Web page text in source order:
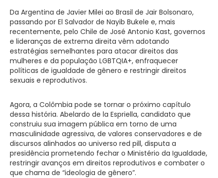
Da Argentina de Javier Milei ao Brasil de Jair Bolsonaro,
passando por El Salvador de Nayib Bukele e, mais
recentemente, pelo Chile de José Antonio Kast, governos
e lideranças de extrema direita vêm adotando
estratégias semelhantes para atacar direitos das
mulheres e da população LGBTQIA+, enfraquecer
políticas de igualdade de gênero e restringir direitos
sexuais e reprodutivos.
Agora, a Colômbia pode se tornar o próximo capítulo
dessa história. Abelardo de la Espriella, candidato que
construiu sua imagem pública em torno de uma
masculinidade agressiva, de valores conservadores e de
discursos alinhados ao universo red pill, disputa a
presidência prometendo fechar o Ministério da Igualdade,
restringir avanços em direitos reprodutivos e combater o
que chama de “ideologia de gênero”.